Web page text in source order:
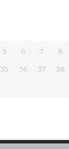
5 6 7 8
35 36 37 38